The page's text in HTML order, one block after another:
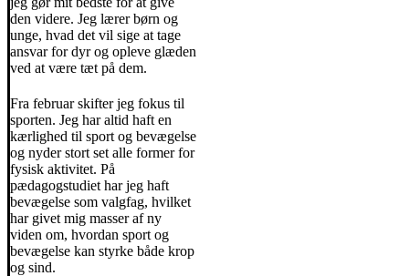
den videre. Jeg lærer børn og
unge, hvad det vil sige at tage
ansvar for dyr og opleve glæden
ved at være tæt på dem.
Fra februar skifter jeg fokus til
sporten. Jeg har altid haft en
kærlighed til sport og bevægelse
og nyder stort set alle former for
fysisk aktivitet. På
pædagogstudiet har jeg haft
bevægelse som valgfag, hvilket
har givet mig masser af ny
viden om, hvordan sport og
bevægelse kan styrke både krop
og sind.